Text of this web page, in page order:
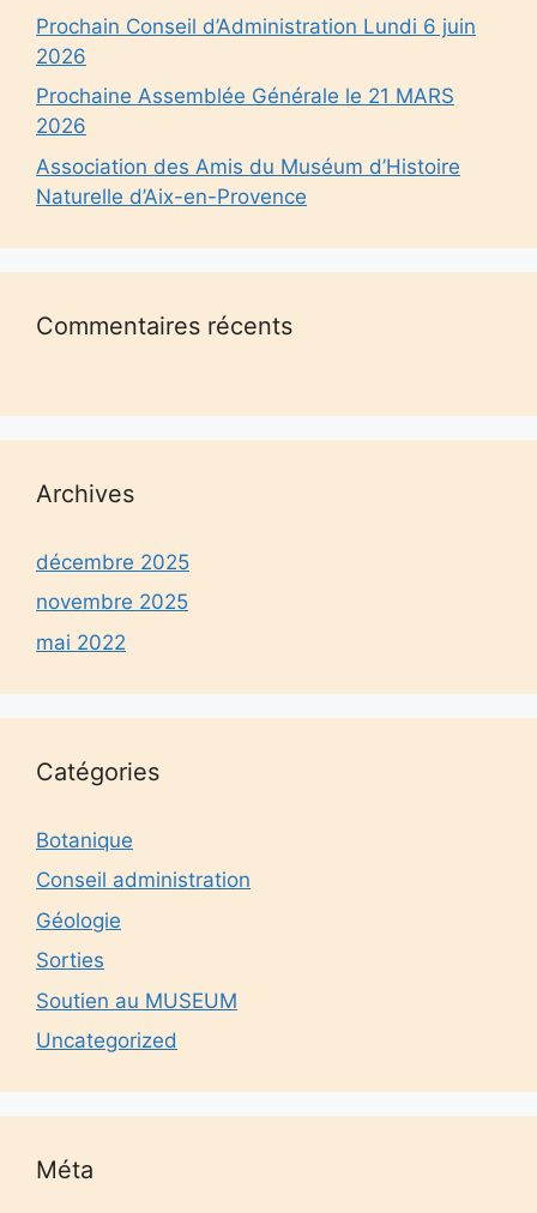
Prochain Conseil d’Administration Lundi 6 juin
2026
Prochaine Assemblée Générale le 21 MARS
2026
Association des Amis du Muséum d’Histoire
Naturelle d’Aix-en-Provence
Commentaires récents
Archives
décembre 2025
novembre 2025
mai 2022
Catégories
Botanique
Conseil administration
Géologie
Sorties
Soutien au MUSEUM
Uncategorized
Méta